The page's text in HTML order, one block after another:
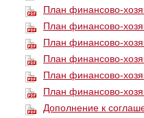
План финансово-
План финансово-
План финансово-
План финансово-
План финансово-
План финансово-
Дополнение к